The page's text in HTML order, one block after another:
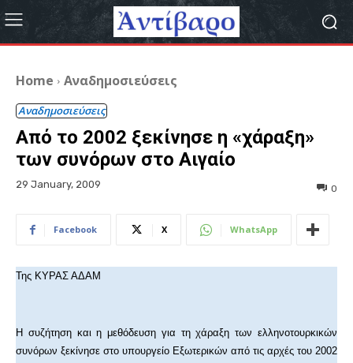
Home Αναδημοσιεύσεις
Αναδημοσιεύσεις
Από το 2002 ξεκίνησε η «χάραξη»
των συνόρων στο Αιγαίο
29 January, 2009 0
Facebook X WhatsApp
Της ΚΥΡΑΣ ΑΔΑΜ
Η συζήτηση και η μεθόδευση για τη χάραξη των ελληνοτουρκικών
συνόρων ξεκίνησε στο υπουργείο Εξωτερικών από τις αρχές του 2002